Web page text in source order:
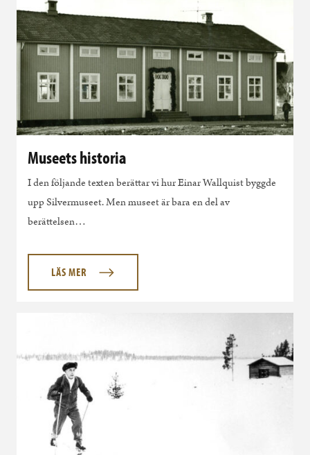
Museets historia
I den följande texten berättar vi hur Einar Wallquist byggde
upp Silvermuseet. Men museet är bara en del av
berättelsen…
LÄS MER